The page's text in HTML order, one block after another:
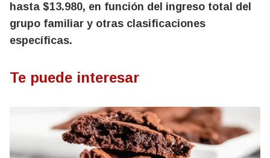
hasta $13.980, en función del ingreso total del
grupo familiar y otras clasificaciones
específicas.
Te puede interesar